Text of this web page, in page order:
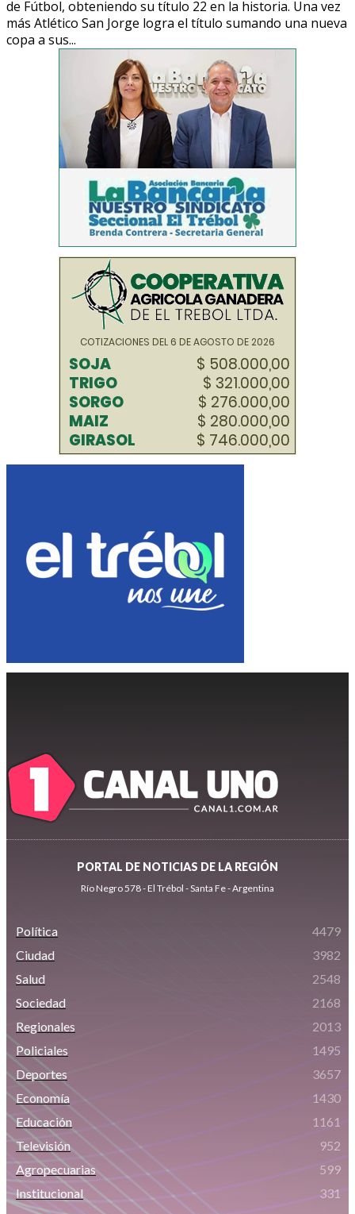
de Fútbol, obteniendo su título 22 en la historia. Una vez
más Atlético San Jorge logra el título sumando una nueva
copa a sus...
PORTAL DE NOTICIAS DE LA REGIÓN
Río Negro 578 - El Trébol - Santa Fe - Argentina
Política
4479
Ciudad
3982
Salud
2548
Sociedad
2168
Regionales
2013
Policiales
1495
Deportes
3657
Economía
1430
Educación
1161
Televisión
952
Agropecuarias
599
Institucional
331